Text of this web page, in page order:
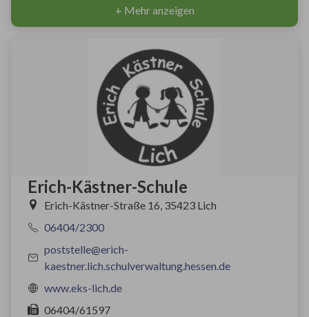
+ Mehr anzeigen
Erich-Kästner-Schule
Erich-Kästner-Straße 16, 35423 Lich
06404/2300
poststelle@erich-
kaestner.lich.schulverwaltung.hessen.de
www.eks-lich.de
06404/61597